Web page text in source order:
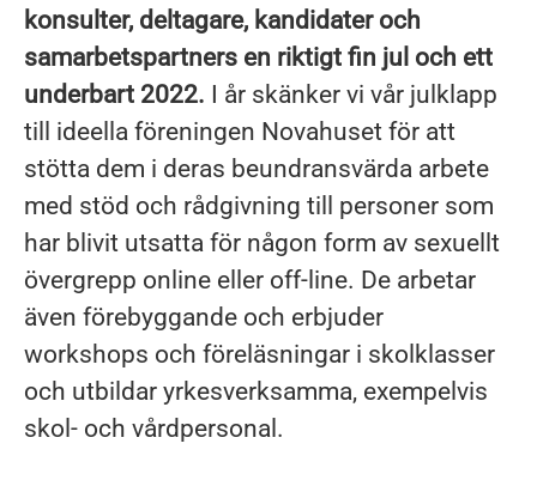
konsulter, deltagare, kandidater och
samarbetspartners en riktigt fin jul och ett
underbart 2022. I år skänker vi vår julklapp
till ideella föreningen Novahuset för att
stötta dem i deras beundransvärda arbete
med stöd och rådgivning till personer som
har blivit utsatta för någon form av sexuellt
övergrepp online eller off-line. De arbetar
även förebyggande och erbjuder
workshops och föreläsningar i skolklasser
och utbildar yrkesverksamma, exempelvis
skol- och vårdpersonal.